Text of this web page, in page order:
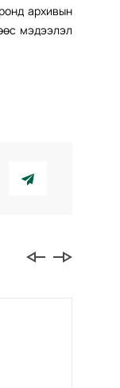
архивын
мэдээлэл